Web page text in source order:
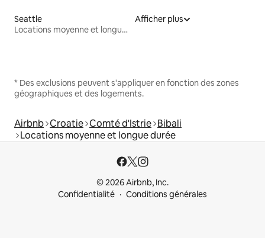
Seattle
Locations moyenne et longue durée
Afficher plus
* Des exclusions peuvent s'appliquer en fonction des zones
géographiques et des logements.
Airbnb Croatie Comté d'Istrie Bibali
Locations moyenne et longue durée
© 2026 Airbnb, Inc.
Confidentialité
Conditions générales